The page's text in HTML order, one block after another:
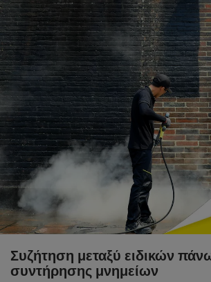
Συζήτηση μεταξύ ειδικών
συντήρησης μνημείων